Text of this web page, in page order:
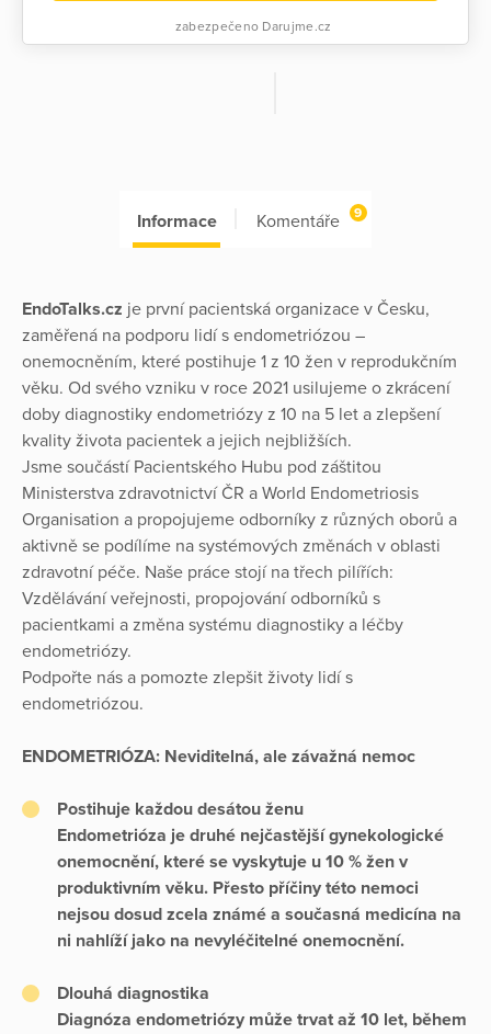
zabezpečeno Darujme.cz
Informace Komentáře 9
EndoTalks.cz je první pacientská organizace v Česku,
zaměřená na podporu lidí s endometriózou –
onemocněním, které postihuje 1 z 10 žen v reprodukčním
věku. Od svého vzniku v roce 2021 usilujeme o zkrácení
doby diagnostiky endometriózy z 10 na 5 let a zlepšení
kvality života pacientek a jejich nejbližších.
Jsme součástí Pacientského Hubu pod záštitou
Ministerstva zdravotnictví ČR a World Endometriosis
Organisation a propojujeme odborníky z různých oborů a
aktivně se podílíme na systémových změnách v oblasti
zdravotní péče. Naše práce stojí na třech pilířích:
Vzdělávání veřejnosti, propojování odborníků s
pacientkami a změna systému diagnostiky a léčby
endometriózy.
Podpořte nás a pomozte zlepšit životy lidí s
endometriózou.
ENDOMETRIÓZA: Neviditelná, ale závažná nemoc
Postihuje každou desátou ženu
Endometrióza je druhé nejčastější gynekologické
onemocnění, které se vyskytuje u 10 % žen v
produktivním věku. Přesto příčiny této nemoci
nejsou dosud zcela známé a současná medicína na
ni nahlíží jako na nevyléčitelné onemocnění.
Dlouhá diagnostika
Diagnóza endometriózy může trvat až 10 let, během